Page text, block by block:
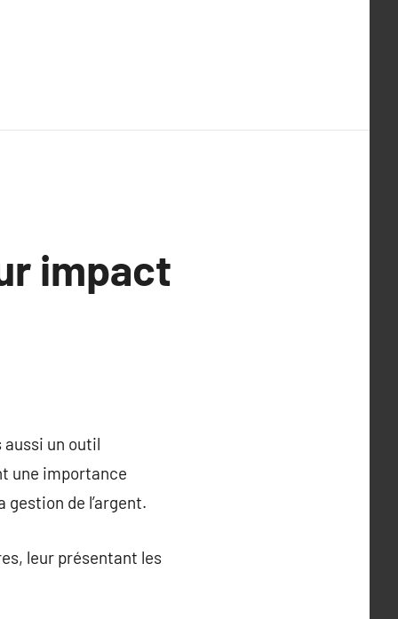
impact
aussi un outil
une importance
de l’argent.
leur présentant les